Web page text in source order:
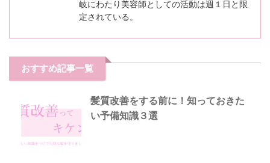
岐にわたり美容師としての活動は週１日と限
定されている。
おすすめ記事一覧
髪質改善をする前に！知っておきた
い予備知識３選